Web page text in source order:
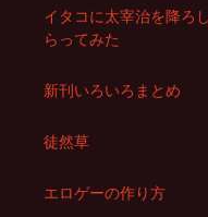
イタコに太宰治を降ろ
らってみた
新刊いろいろまとめ
徒然草
エロゲーの作り方